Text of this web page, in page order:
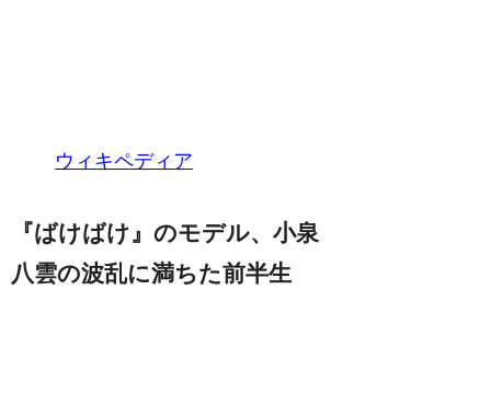
ウィキペディア
『ばけばけ』のモデル、小泉
八雲の波乱に満ちた前半生